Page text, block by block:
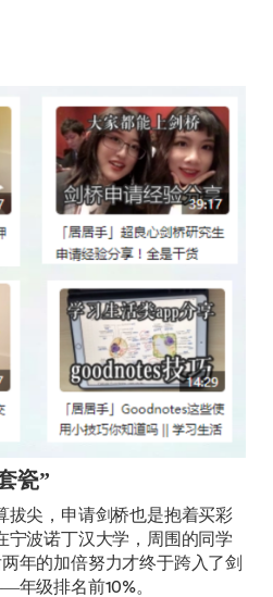
瓷”
拔尖，申请剑桥也是抱着买彩
宁波诺丁汉大学，周围的同学
年的加倍努力才终于跨入了剑
级排名前10%。